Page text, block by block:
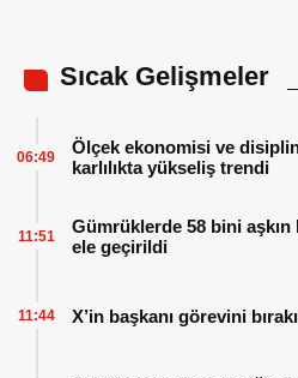
Sıcak Gelişmeler
Ölçek ekonomisi ve
karlılıkta yükseliş trendi
06:49
Gümrüklerde 58 bini aşkın
ele geçirildi
11:51
X’in başkanı görevini
11:44